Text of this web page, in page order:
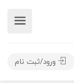
ورود/ثبت نام